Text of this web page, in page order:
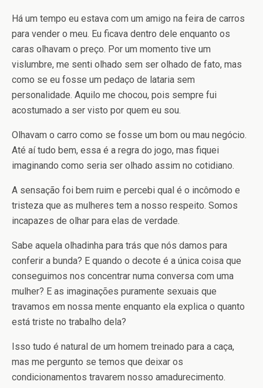
Há um tempo eu estava com um amigo na feira de carros
para vender o meu. Eu ficava dentro dele enquanto os
caras olhavam o preço. Por um momento tive um
vislumbre, me senti olhado sem ser olhado de fato, mas
como se eu fosse um pedaço de lataria sem
personalidade. Aquilo me chocou, pois sempre fui
acostumado a ser visto por quem eu sou.
Olhavam o carro como se fosse um bom ou mau negócio.
Até aí tudo bem, essa é a regra do jogo, mas fiquei
imaginando como seria ser olhado assim no cotidiano.
A sensação foi bem ruim e percebi qual é o incômodo e
tristeza que as mulheres tem a nosso respeito. Somos
incapazes de olhar para elas de verdade.
Sabe aquela olhadinha para trás que nós damos para
conferir a bunda? E quando o decote é a única coisa que
conseguimos nos concentrar numa conversa com uma
mulher? E as imaginações puramente sexuais que
travamos em nossa mente enquanto ela explica o quanto
está triste no trabalho dela?
Isso tudo é natural de um homem treinado para a caça,
mas me pergunto se temos que deixar os
condicionamentos travarem nosso amadurecimento.